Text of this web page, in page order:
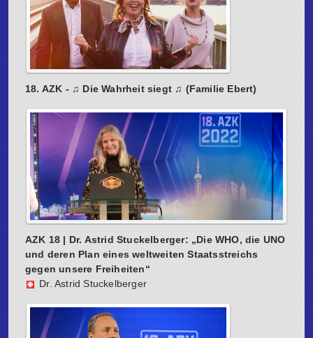
18. AZK - ♫ Die Wahrheit siegt ♫ (Familie Ebert)
AZK 18 | Dr. Astrid Stuckelberger: „Die WHO, die UNO
und deren Plan eines weltweiten Staatsstreichs
gegen unsere Freiheiten“
Dr. Astrid Stuckelberger